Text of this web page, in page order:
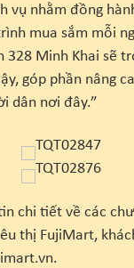
vụ nhằm đồng
mua sắm mỗi
328 Minh Khai sẽ
góp phần nâng
dân nơi đây.”
chi tiết về các
thị FujiMart,